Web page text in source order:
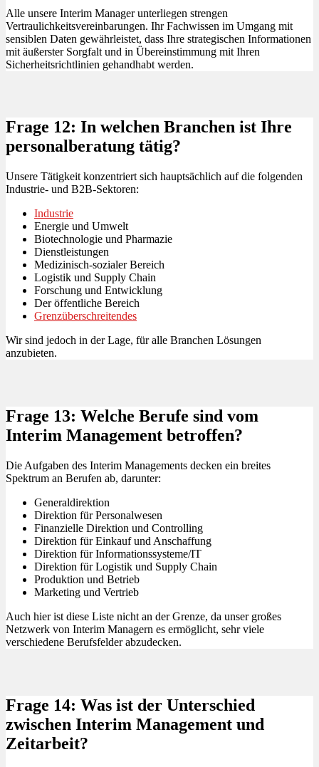
Alle unsere Interim Manager unterliegen strengen
Vertraulichkeitsvereinbarungen. Ihr Fachwissen im Umgang mit
sensiblen Daten gewährleistet, dass Ihre strategischen Informationen
mit äußerster Sorgfalt und in Übereinstimmung mit Ihren
Sicherheitsrichtlinien gehandhabt werden.
Frage 12: In welchen Branchen ist Ihre
personalberatung tätig?
Unsere Tätigkeit konzentriert sich hauptsächlich auf die folgenden
Industrie- und B2B-Sektoren:
Industrie
Energie und Umwelt
Biotechnologie und Pharmazie
Dienstleistungen
Medizinisch-sozialer Bereich
Logistik und Supply Chain
Forschung und Entwicklung
Der öffentliche Bereich
Grenzüberschreitendes
Wir sind jedoch in der Lage, für alle Branchen Lösungen
anzubieten.
Frage 13: Welche Berufe sind vom
Interim Management betroffen?
Die Aufgaben des Interim Managements decken ein breites
Spektrum an Berufen ab, darunter:
Generaldirektion
Direktion für Personalwesen
Finanzielle Direktion und Controlling
Direktion für Einkauf und Anschaffung
Direktion für Informationssysteme/IT
Direktion für Logistik und Supply Chain
Produktion und Betrieb
Marketing und Vertrieb
Auch hier ist diese Liste nicht an der Grenze, da unser großes
Netzwerk von Interim Managern es ermöglicht, sehr viele
verschiedene Berufsfelder abzudecken.
Frage 14: Was ist der Unterschied
zwischen Interim Management und
Zeitarbeit?